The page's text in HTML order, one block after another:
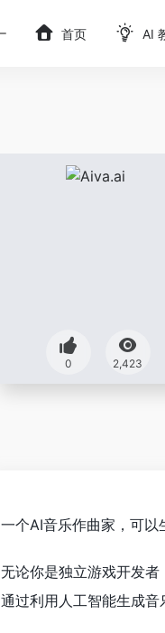
首页 AI
0 2,423
一个AI音乐作曲家，可以
无论你是独立游戏开发者
通过利用人工智能生成音